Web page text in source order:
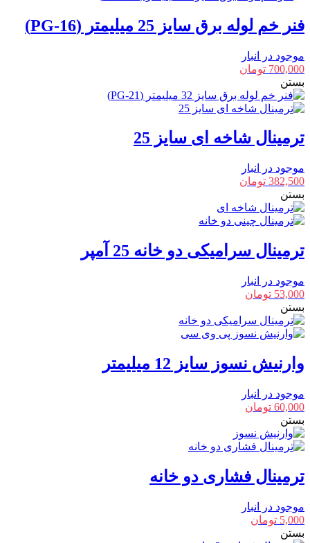
فنر خم لوله برق سایز 25 میلیمتر (PG-16)
موجود در انبار
700,000 تومان
بستن
ترمینال شاخه ای سایز 25
موجود در انبار
382,500 تومان
بستن
ترمینال سرامیکی دو خانه 25 آمپر
موجود در انبار
53,000 تومان
بستن
وارنیش نسوز سایز 12 میلیمتر
موجود در انبار
60,000 تومان
بستن
ترمینال فشاری دو خانه
موجود در انبار
5,000 تومان
بستن